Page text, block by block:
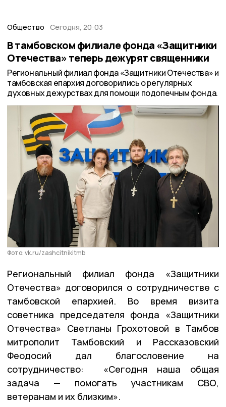
Общество Сегодня, 20:03
В тамбовском филиале фонда «Защитники
Отечества» теперь дежурят священники
Региональный филиал фонда «Защитники Отечества» и
тамбовская епархия договорились о регулярных
духовных дежурствах для помощи подопечным фонда.
Фото: vk.ru/zashcitnikitmb
Региональный филиал фонда «Защитники
Отечества» договорился о сотрудничестве с
тамбовской епархией. Во время визита
советника председателя фонда «Защитники
Отечества» Светланы Грохотовой в Тамбов
митрополит Тамбовский и Рассказовский
Феодосий дал благословение на
сотрудничество: «Сегодня наша общая
задача — помогать участникам СВО,
ветеранам и их близким».